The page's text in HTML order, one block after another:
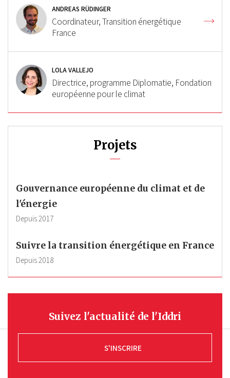
ANDREAS RÜDINGER
Coordinateur, Transition énergétique
France
LOLA VALLEJO
Directrice, programme Diplomatie, Fondation
européenne pour le climat
Projets
Gouvernance européenne du climat et de
l'énergie
Depuis2017
Suivre la transition énergétique en France
Depuis2018
Suivez l'actualité de l'Iddri
S'INSCRIRE